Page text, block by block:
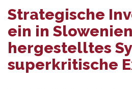
Strategische
ein in Slowenien
hergestelltes
superkritische